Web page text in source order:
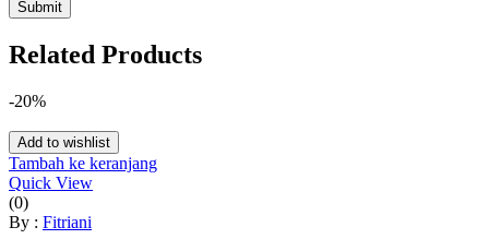
Related Products
-20%
Add to wishlist
Tambah ke keranjang
Quick View
(0)
By : Fitriani